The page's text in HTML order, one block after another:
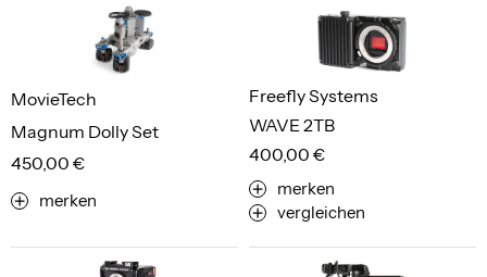
Magnum Dolly Set
MovieTech
450,00 €
merken
WAVE 2TB
Freefly Systems
400,00 €
merken
vergleichen